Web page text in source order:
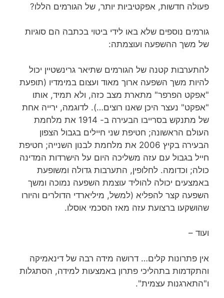
פעולה חדשות, אפקטיביות יותר, של הגורמים הללו?
גורמים נוספים שלא באו לידי ביטוי בכתבה הם סוגיות
של משך ההשפעה ועוצמתה:
להתערבות קטנה של הגורמים שתיאר גרינשטיין יכול
להיות משך השפעה ארוך מאוד ועצום במימדיו (תופעת
"אפקט הפרפר" מתארת מצב כזה, ולא תמיד, אותו
"אפקט" נעצר היכן שאנו רוצים…). לדוגמה, ירייה אחת
של מתנקש בסרייבו הבעירה ב- 1914 את מלחמת
העולם הראשונה; חטיפת שני חיילים בגבול הצפון
הבעירה בקיץ 2006 את מלחמת לבנון השנייה; חטיפת
חייל בגבול עם עזה משליכה היום על הישרדות המדינה
כולה; וכדומה. לחלופין, התערבות גדולה ומשופעת
באמצעים יכולה להוליד עוצמת השפעה נמוכה ומשך
השפעה קצר להפליא (למשל, מיליארדי הדולרים והיורו
שהושקעו ברצועת עזה מאז הסכמי אוסלו.
ועוד –
אין פתרונות קלים… דרושה מידה רבה של דינאמיקה
והתקדמות בתהליכי פתרון באמצעות למידה, הסתגלות
ו"התארגנות עצמית".